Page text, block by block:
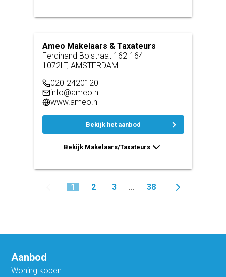
Ameo Makelaars & Taxateurs
Ferdinand Bolstraat 162-164
1072LT, AMSTERDAM
020-2420120
info@ameo.nl
www.ameo.nl
Bekijk het aanbod
Bekijk Makelaars/Taxateurs
1 2 3 ... 38
Aanbod
Woning kopen